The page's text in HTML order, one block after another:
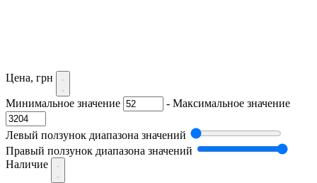
Цена, грн
Минимальное значение - Максимальное значение
Левый ползунок диапазона значений
Правый ползунок диапазона значений
Наличие